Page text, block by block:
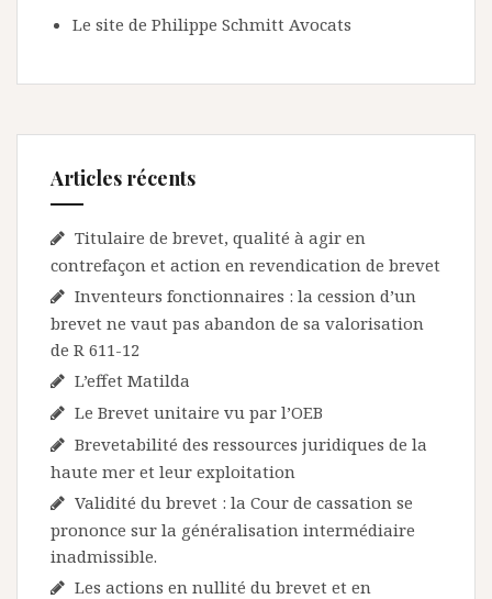
Le site de Philippe Schmitt Avocats
Articles récents
Titulaire de brevet, qualité à agir en
contrefaçon et action en revendication de brevet
Inventeurs fonctionnaires : la cession d’un
brevet ne vaut pas abandon de sa valorisation
de R 611-12
L’effet Matilda
Le Brevet unitaire vu par l’OEB
Brevetabilité des ressources juridiques de la
haute mer et leur exploitation
Validité du brevet : la Cour de cassation se
prononce sur la généralisation intermédiaire
inadmissible.
Les actions en nullité du brevet et en